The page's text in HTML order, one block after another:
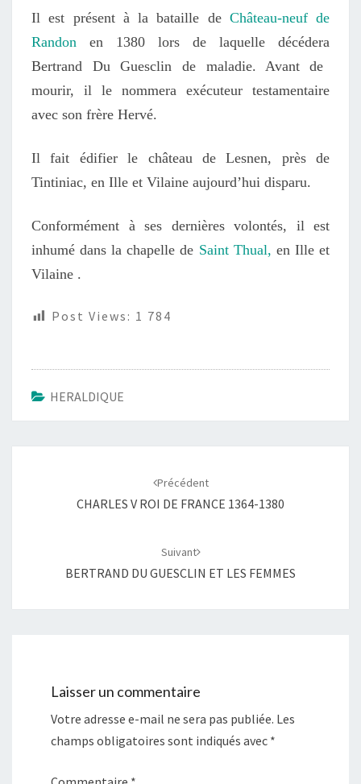
Il est présent à la bataille de Château-neuf de
Randon en 1380 lors de laquelle décédera
Bertrand Du Guesclin de maladie. Avant de
mourir, il le nommera exécuteur testamentaire
avec son frère Hervé.
Il fait édifier le château de Lesnen, près de
Tintiniac, en Ille et Vilaine aujourd’hui disparu.
Conformément à ses dernières volontés, il est
inhumé dans la chapelle de Saint Thual, en Ille et
Vilaine .
Post Views: 1 784
HERALDIQUE
Précédent
CHARLES V ROI DE FRANCE 1364-1380
Suivant
BERTRAND DU GUESCLIN ET LES FEMMES
Laisser un commentaire
Votre adresse e-mail ne sera pas publiée. Les
champs obligatoires sont indiqués avec *